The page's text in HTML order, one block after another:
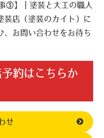
③】｜塗装と大工の職人
装店（塗装のカイト）に
、お問い合わせをお待ち
約はこちらか
せ